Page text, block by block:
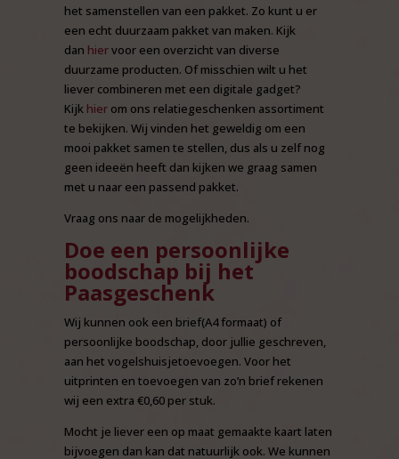
het samenstellen van een pakket. Zo kunt u er
een echt duurzaam pakket van maken. Kijk
dan hiervoor een overzicht van diverse
duurzame producten. Of misschien wilt u het
liever combineren met een digitale gadget?
Kijk hier om ons relatiegeschenken assortiment
te bekijken. Wij vinden het geweldig om een
mooi pakket samen te stellen, dus als u zelf nog
geen ideeën heeft dan kijken we graag samen
met u naar een passend pakket.
Vraag ons naar de mogelijkheden.
Doe een persoonlijke
boodschap bij het
Paasgeschenk
Wij kunnen ook een brief(A4 formaat) of
persoonlijke boodschap, door jullie geschreven,
aan het vogelshuisjetoevoegen. Voor het
uitprinten en toevoegen van zo’n brief rekenen
wij een extra €0,60 per stuk.
Mocht je liever een op maat gemaakte kaart laten
bijvoegen dan kan dat natuurlijk ook. We kunnen